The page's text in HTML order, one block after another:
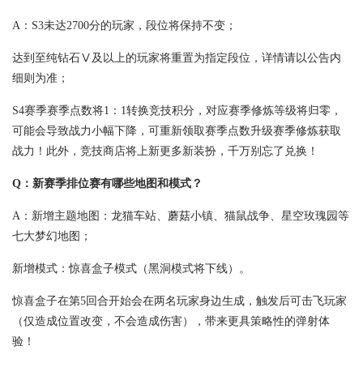
A：S3未达2700分的玩家，段位将保持不变；
达到至纯钻石Ⅴ及以上的玩家将重置为指定段位，详情请以公告内
细则为准；
S4赛季赛季点数将1：1转换竞技积分，对应赛季修炼等级将归零，
可能会导致战力小幅下降，可重新领取赛季点数升级赛季修炼获取
战力！此外，竞技商店将上新更多新装扮，千万别忘了兑换！
Q：新赛季排位赛有哪些地图和模式？
A：新增主题地图：龙猫车站、蘑菇小镇、猫鼠战争、星空玫瑰园等
七大梦幻地图；
新增模式：惊喜盒子模式（黑洞模式将下线）。
惊喜盒子在第5回合开始会在两名玩家身边生成，触发后可击飞玩家
（仅造成位置改变，不会造成伤害），带来更具策略性的弹射体
验！